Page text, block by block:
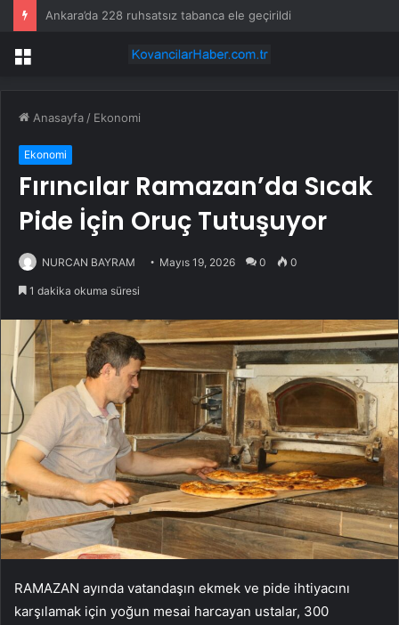
Maltepe’de çocuk tiyatroları yazı renklendirdi
Menü
Anasayfa / Ekonomi
Ekonomi
Fırıncılar Ramazan’da Sıcak
Pide İçin Oruç Tutuşuyor
NURCAN BAYRAM Mayıs 19, 2026 0 0
1 dakika okuma süresi
RAMAZAN ayında vatandaşın ekmek ve pide ihtiyacını
karşılamak için yoğun mesai harcayan ustalar, 300